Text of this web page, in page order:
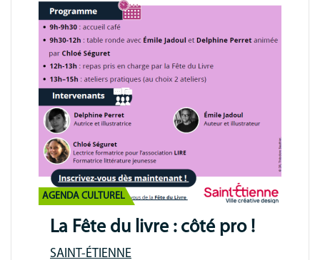
AGENDA CULTUREL
La Fête du livre : côté pro !
SAINT-ÉTIENNE